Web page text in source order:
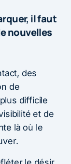
il faut
nouvelles
des
de
difficile
et de
là où le